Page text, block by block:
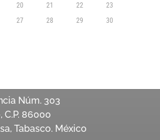
20 21 22
23
27 28 29
30
Núm. 303
C.P. 86000
Tabasco. México